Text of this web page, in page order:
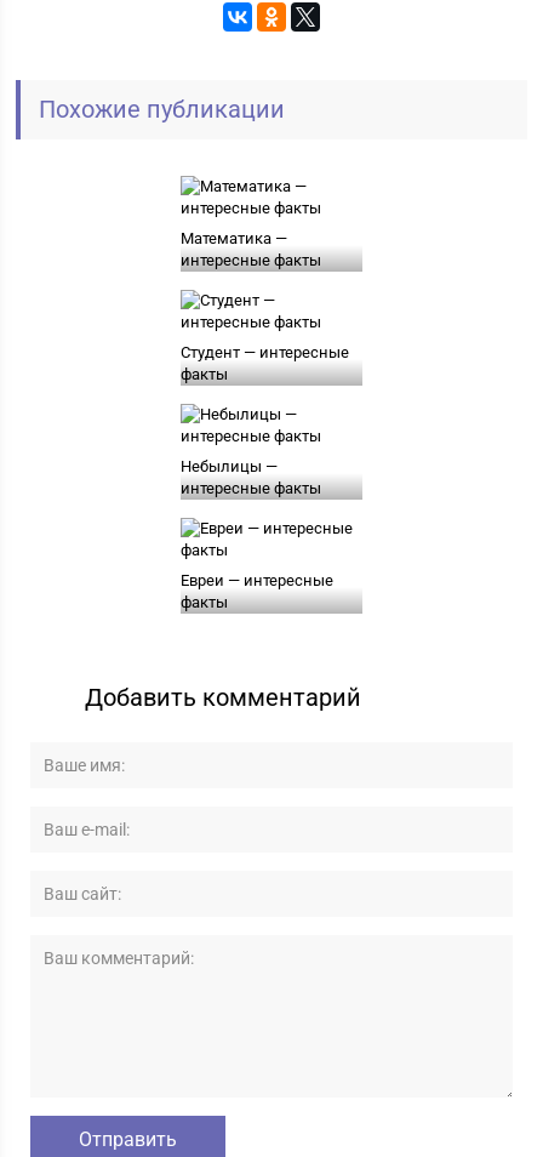
Похожие публикации
Математика —
интересные факты
Студент — интересные
факты
Небылицы —
интересные факты
Евреи — интересные
факты
Добавить комментарий